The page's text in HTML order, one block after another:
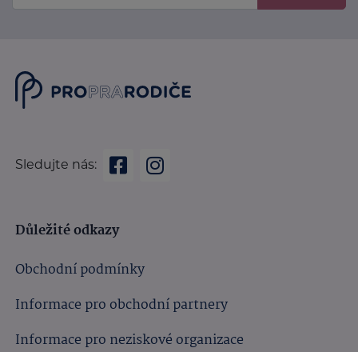
Sledujte nás:
Důležité odkazy
Obchodní podmínky
Informace pro obchodní partnery
Informace pro neziskové organizace